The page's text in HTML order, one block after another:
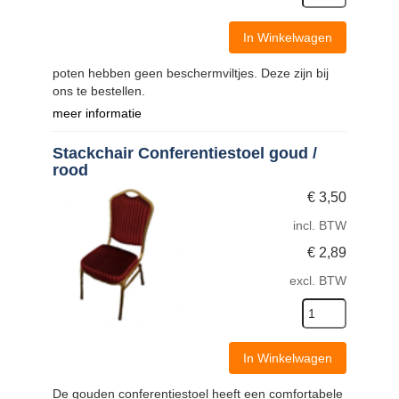
In Winkelwagen
poten hebben geen beschermviltjes. Deze zijn bij
ons te bestellen.
meer informatie
Stackchair Conferentiestoel goud /
rood
€ 3,50
incl. BTW
€ 2,89
excl. BTW
In Winkelwagen
De gouden conferentiestoel heeft een comfortabele